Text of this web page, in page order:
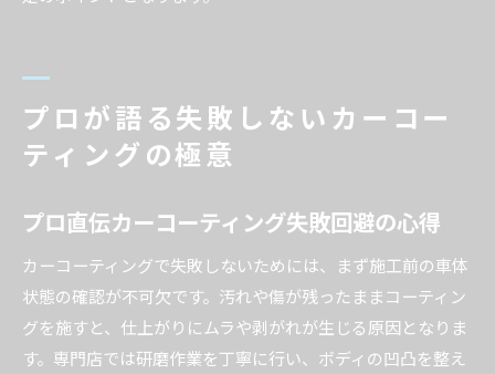
プロが語る失敗しないカーコー
ティングの極意
プロ直伝カーコーティング失敗回避の心得
カーコーティングで失敗しないためには、まず施工前の車体
状態の確認が不可欠です。汚れや傷が残ったままコーティン
グを施すと、仕上がりにムラや剥がれが生じる原因となりま
す。専門店では研磨作業を丁寧に行い、ボディの凹凸を整え